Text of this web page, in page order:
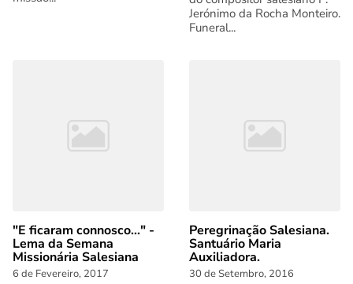
Jerónimo da Rocha Monteiro.
Funeral...
"E ficaram connosco..." -
Lema da Semana
Missionária Salesiana
6 de Fevereiro, 2017
Peregrinação Salesiana.
Santuário Maria
Auxiliadora.
30 de Setembro, 2016